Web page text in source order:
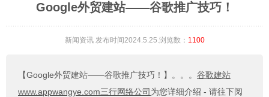
Google外贸建站——谷歌推广技巧！
新闻资讯发布时间2024.5.25.浏览数： 1100
【Google外贸建站——谷歌推广技巧！】 。。。 谷歌建站
www.appwangye.com三行网络公司 为您详细介绍 - 请往下阅